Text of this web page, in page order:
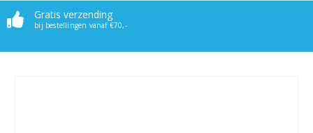
Gratis verzending
bij bestellingen vanaf €70,-
Makkelijk bereikbaar
Stuur een mail of whatsappje